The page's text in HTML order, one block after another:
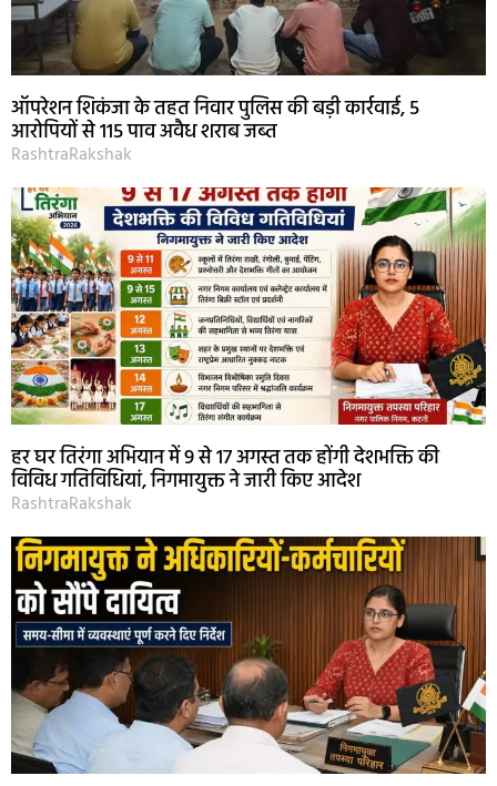
ऑपरेशन शिकंजा के तहत निवार पुलिस की बड़ी कार्रवाई, 5
आरोपियों से 115 पाव अवैध शराब जब्त
RashtraRakshak
हर घर तिरंगा अभियान में 9 से 17 अगस्त तक होंगी देशभक्ति की
विविध गतिविधियां, निगमायुक्त ने जारी किए आदेश
RashtraRakshak